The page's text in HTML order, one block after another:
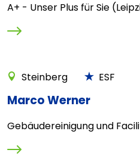
A+ - Unser Plus für Sie
Steinberg ESF
Marco Werner
Gebäudereinigung und